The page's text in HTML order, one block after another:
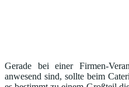
Gerade bei einer Firmen-
anwesend sind, sollte beim